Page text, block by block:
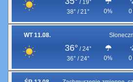
/ 19°
38° / 21°
0% 0
WT 11.08.
36° / 24°
36° / 24°
0% 0